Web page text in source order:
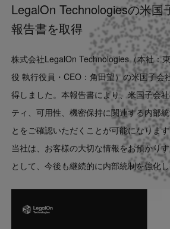
News
LegalOn Now
Contact
US website
LegalOn Technologiesの米国
報告書を取得
株式会社LegalOn Technologies（本社：
役 執行役員・CEO：角田望）の米国子会
得しました。本報告書により、米国子会
ティ、可用性、機密保持に関連する内部
とをご確認いただくことが可能になりま
当社は、お客様の大切な情報をお預かり
として、今後も継続的に内部統制を強化